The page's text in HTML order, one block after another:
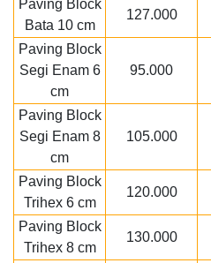
Paving Block
Bata 10 cm
127.000
Paving Block
Segi Enam 6
cm
95.000
Paving Block
Segi Enam 8
cm
105.000
Paving Block
Trihex 6 cm
120.000
Paving Block
Trihex 8 cm
130.000